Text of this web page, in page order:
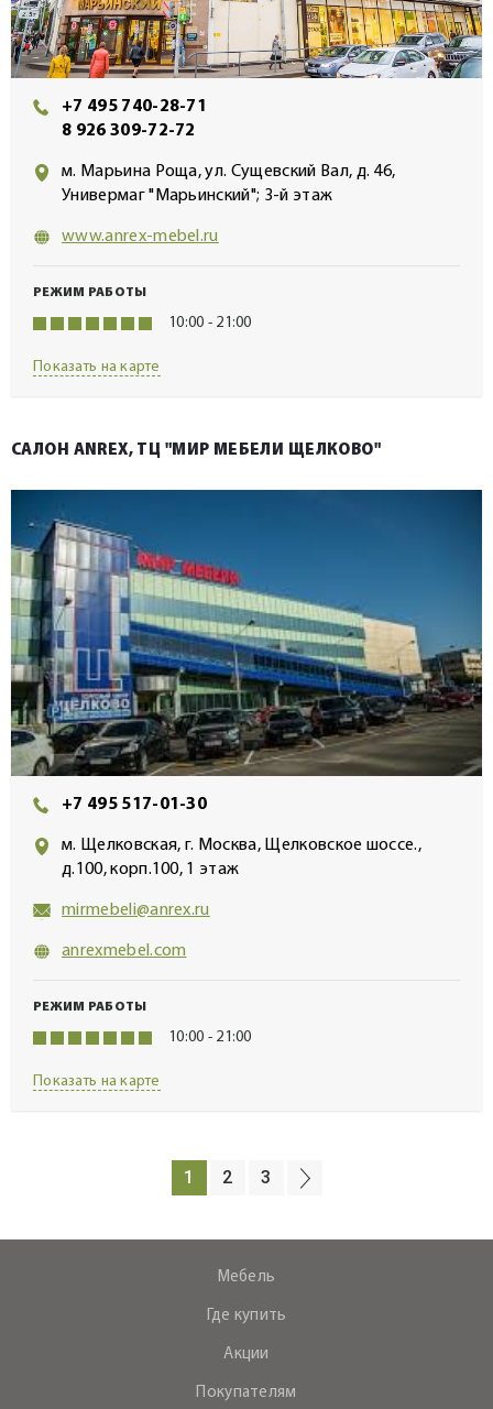
+7 495 740-28-71
8 926 309-72-72
м. Марьина Роща, ул. Сущевский Вал, д. 46,
Универмаг "Марьинский"; 3-й этаж
www.anrex-mebel.ru
РЕЖИМ РАБОТЫ
10:00 - 21:00
Показать на карте
САЛОН ANREX, ТЦ "МИР МЕБЕЛИ ЩЕЛКОВО"
+7 495 517-01-30
м. Щелковская, г. Москва, Щелковское шоссе.,
д.100, корп.100, 1 этаж
mirmebeli@anrex.ru
anrexmebel.com
РЕЖИМ РАБОТЫ
10:00 - 21:00
Показать на карте
1 2 3
Мебель
Где купить
Акции
Покупателям